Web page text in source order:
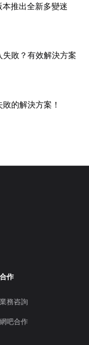
推出全新多變迷
敗？有效解決方案
的解決方案！
合作
業務咨詢
網吧合作